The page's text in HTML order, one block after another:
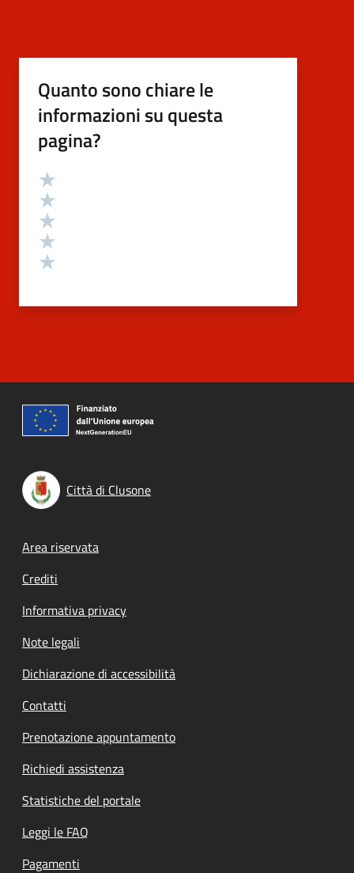
Quanto sono chiare le
informazioni su questa
pagina?
Valutazione
Città di Clusone
Footer menu
Area riservata
Crediti
Informativa privacy
Note legali
Dichiarazione di accessibilità
Contatti
Prenotazione appuntamento
Richiedi assistenza
Statistiche del portale
Leggi le FAQ
Pagamenti